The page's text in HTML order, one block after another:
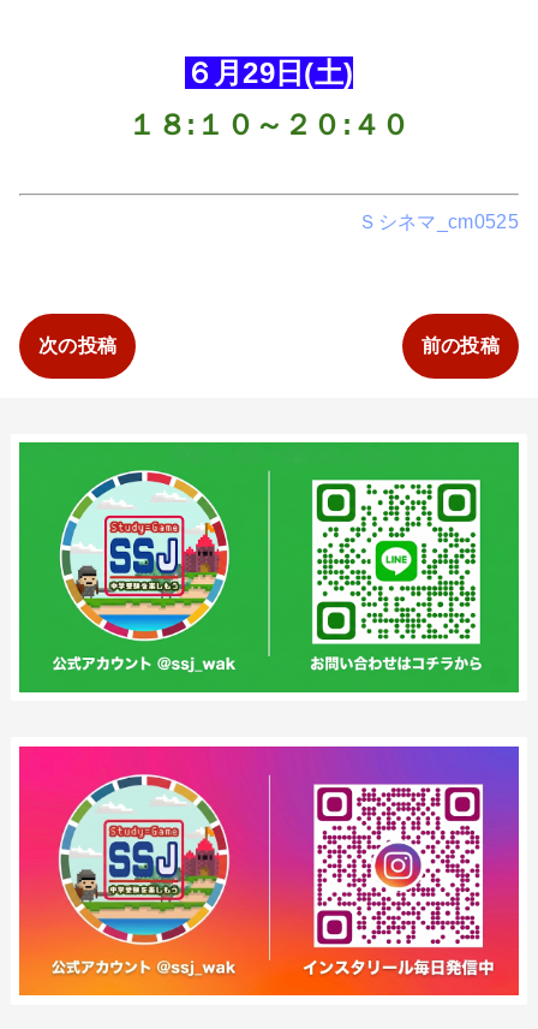
６月29日(土)
１８:１０～２０:４０
Ｓシネマ_cm0525
次の投稿 前の投稿